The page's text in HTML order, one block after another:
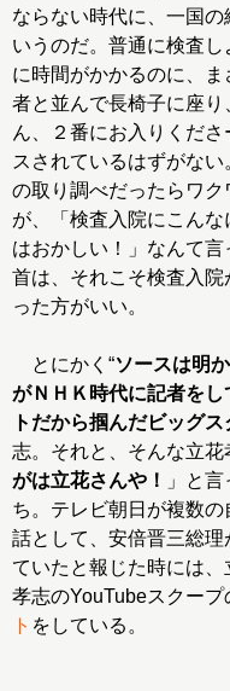
ならない時代に、一国
いうのだ。普通に検査
に時間がかかるのに、
者と並んで長椅子に座
ん、２番にお入りくだ
スされているはずがな
の取り調べだったらワ
が、「検査入院にこん
はおかしい！」なんて
首は、それこそ検査入
った方がいい。
とにかく“ソースは明
がＮＨＫ時代に記者を
トだから掴んだビッグ
志。それと、そんな立花
がは立花さんや！
」と
ち。テレビ朝日が複数
話として、安倍晋三総
ていたと報じた時には、
孝志のYouTubeスクープ
ト をしている。